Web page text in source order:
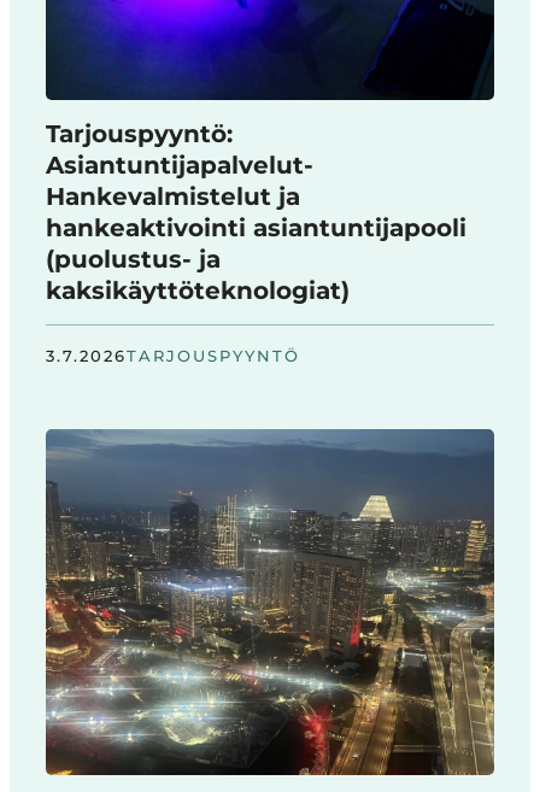
Tarjouspyyntö:
Asiantuntijapalvelut-
Hankevalmistelut ja
hankeaktivointi asiantuntijapooli
(puolustus- ja
kaksikäyttöteknologiat)
3.7.2026TARJOUSPYYNTÖ